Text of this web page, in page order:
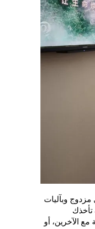
وبآليات
تأخذك
الآخرين، أو